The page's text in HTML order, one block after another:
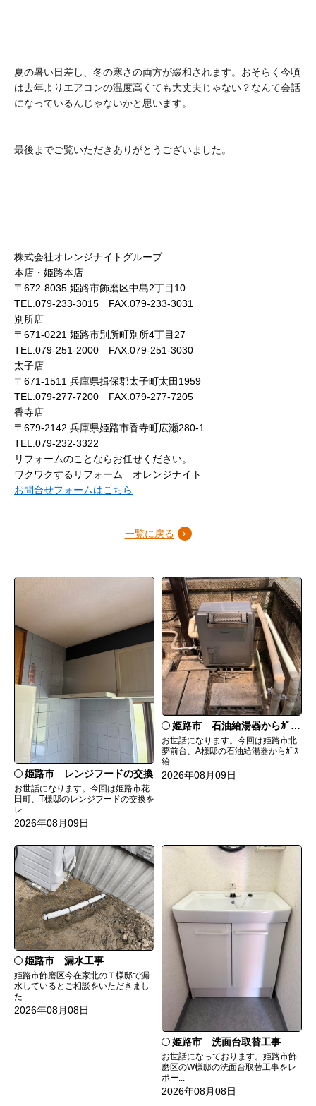
夏の暑い日差し、冬の寒さの両方が緩和されます。おそらく今頃
は去年よりエアコンの温度高くても大丈夫じゃない？なんて会話
になっているんじゃないかと思います。
最後までご覧いただきありがとうございました。
株式会社オレンジナイトグループ
本店・姫路本店
〒672-8035 姫路市飾磨区中島2丁目10
TEL.079-233-3015 FAX.079-233-3031
別所店
〒671-0221 姫路市別所町別所4丁目27
TEL.079-251-2000 FAX.079-251-3030
太子店
〒671-1511 兵庫県揖保郡太子町太田1959
TEL.079-277-7200 FAX.079-277-7205
香寺店
〒679-2142 兵庫県姫路市香寺町広瀬280-1
TEL.079-232-3322
リフォームのことならお任せください。
ワクワクするリフォーム オレンジナイト
お問合せフォームはこちら
一覧に戻る
姫路市 レンジフードの交換
お世話になります。今回は姫路市花
田町、T様邸のレンジフードの交換を
レ...
2026年08月09日
姫路市 石油給湯器からｶﾞｽ給湯器へ取替
お世話になります。今回は姫路市北
夢前台、A様邸の石油給湯器からｶﾞｽ
給...
2026年08月09日
姫路市 漏水工事
姫路市飾磨区今在家北のＴ様邸で漏
水しているとご相談をいただきまし
た...
2026年08月08日
姫路市 洗面台取替工事
お世話になっております。姫路市飾
磨区のW様邸の洗面台取替工事をレ
ポー...
2026年08月08日